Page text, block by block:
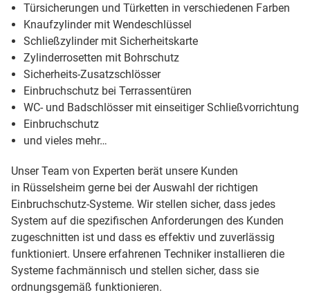
Türsicherungen und Türketten in verschiedenen Farben
Knaufzylinder mit Wendeschlüssel
Schließzylinder mit Sicherheitskarte
Zylinderrosetten mit Bohrschutz
Sicherheits-Zusatzschlösser
Einbruchschutz bei Terrassentüren
WC- und Badschlösser mit einseitiger Schließvorrichtung
Einbruchschutz
und vieles mehr…
Unser Team von Experten berät unsere Kunden
in Rüsselsheim gerne bei der Auswahl der richtigen
Einbruchschutz-Systeme. Wir stellen sicher, dass jedes
System auf die spezifischen Anforderungen des Kunden
zugeschnitten ist und dass es effektiv und zuverlässig
funktioniert. Unsere erfahrenen Techniker installieren die
Systeme fachmännisch und stellen sicher, dass sie
ordnungsgemäß funktionieren.